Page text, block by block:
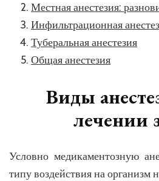
Местная анестезия:
Инфильтрационная
Туберальная анестезия
Общая анестезия
Виды
лечении
Условно медикаментозную
типу воздействия на организм